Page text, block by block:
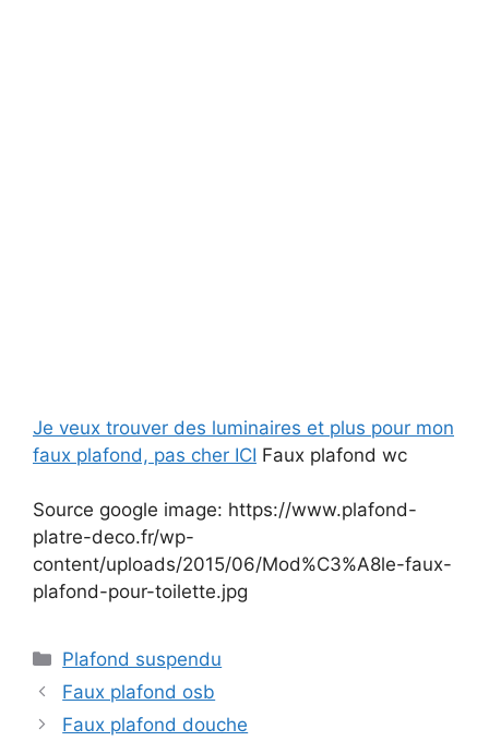
Je veux trouver des luminaires et plus pour mon
faux plafond, pas cher ICI Faux plafond wc
Source google image: https://www.plafond-
platre-deco.fr/wp-
content/uploads/2015/06/Mod%C3%A8le-faux-
plafond-pour-toilette.jpg
Catégories
Plafond suspendu
Faux plafond osb
Faux plafond douche